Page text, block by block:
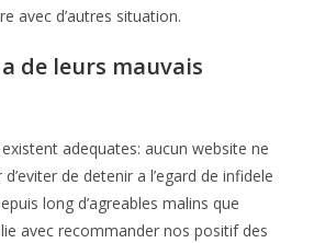
avec d’autres situation.
a de leurs mauvais
adequates: aucun website ne
de detenir a l’egard de infidele
long d’agreables malins que
avec recommander nos positif des